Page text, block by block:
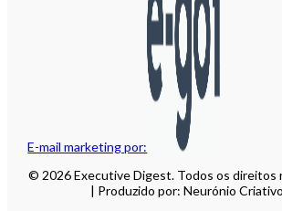
E-mail marketing por:
© 2026 Executive Digest. Todos os direitos
| Produzido por: Neurónio Criativo